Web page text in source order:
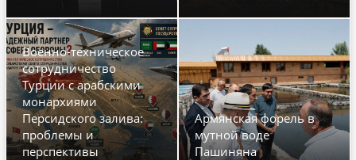
Военно-техническое
сотрудничество
Турции с арабскими
монархиями
Персидского залива:
проблемы и
перспективы
Армянская форель в
мутной воде
Пашиняна